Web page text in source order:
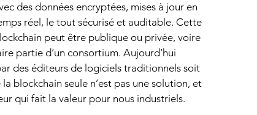
des données encryptées, mises à jour en
réel, le tout sécurisé et auditable. Cette
peut être publique ou privée, voire
partie d’un consortium. Aujourd’hui
des éditeurs de logiciels traditionnels soit
blockchain seule n’est pas une solution, et
qui fait la valeur pour nous industriels.